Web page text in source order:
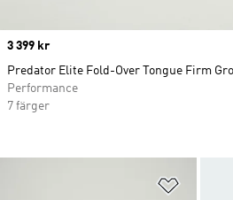
Price
3 399 kr
Predator Elite Fold-Over Tongue Firm
Performance
7 färger